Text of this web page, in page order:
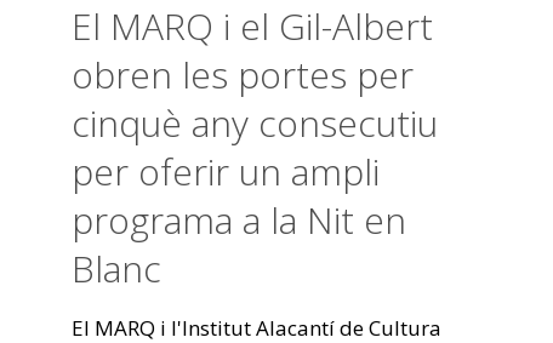
El MARQ i el Gil-Albert
obren les portes per
cinquè any consecutiu
per oferir un ampli
programa a la Nit en
Blanc
El MARQ i l'Institut Alacantí de Cultura